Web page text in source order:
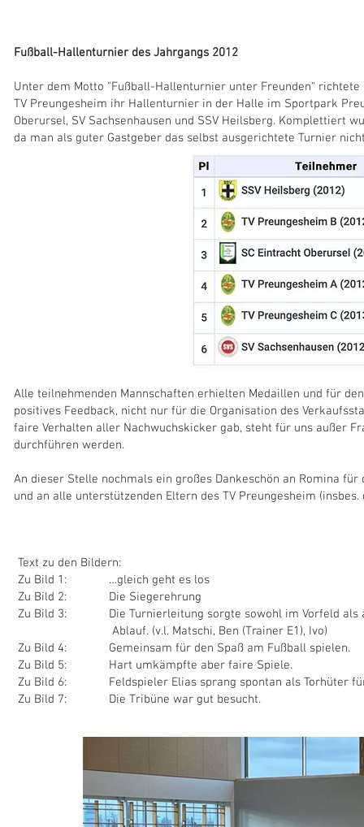
Fußball-Hallenturnier des Jahrgangs 2012
Unter dem Motto "Fußball-Hallenturnier unter Freunden“
TV Preungesheim ihr Hallenturnier in der Halle im Sportpark
Oberursel, SV Sachsenhausen und SSV Heilsberg. Komplettiert
da man als guter Gastgeber das selbst ausgerichtete Turnier
Alle teilnehmenden Mannschaften erhielten Medaillen und für
positives Feedback, nicht nur für die Organisation des
faire Verhalten aller Nachwuchskicker gab, steht für uns außer
durchführen werden.
An dieser Stelle nochmals ein großes Dankeschön an Romina
und an alle unterstützenden Eltern des TV Preungesheim (insbes.
Text zu den Bildern:
Zu Bild 1: …gleich geht es los
Zu Bild 2: Die Siegerehrung
Zu Bild 3: Die Turnierleitung sorgte sowohl im Vorfeld als
Ablauf. (v.l. Matschi, Ben (Trainer E1), Ivo)
Zu Bild 4: Gemeinsam für den Spaß am Fußball spielen.
Zu Bild 5: Hart umkämpfte aber faire Spiele.
Zu Bild 6: Feldspieler Elias sprang spontan als Torhüter für
Zu Bild 7: Die Tribüne war gut besucht.